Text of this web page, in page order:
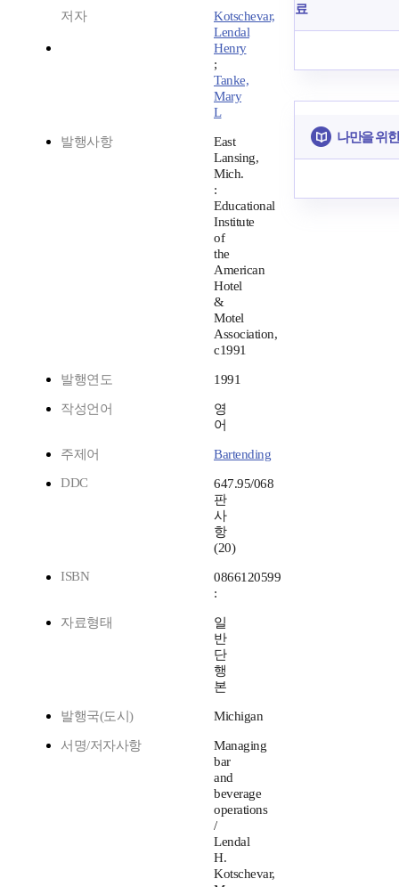
저자
Kotschevar,
Lendal
Henry
;
Tanke,
Mary
L
발행사항
East
Lansing,
Mich.
:
Educational
Institute
of
the
American
Hotel
&
Motel
Association,
c1991
발행연도 1991
작성언어
영
어
주제어
Bartending
DDC
647.95/068
판
사
항
(20)
ISBN
0866120599
:
자료형태
일
반
단
행
본
발행국(도시) Michigan
서명/저자사항
Managing
bar
and
beverage
operations
/
Lendal
H.
Kotschevar,
료
나만을 위